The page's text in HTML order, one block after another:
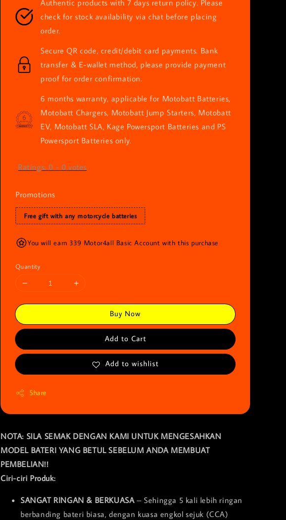
Authentic products with 7 days return policy. Please
check for stock availability via chat before placing
order.
Secure QR code, credit/debit card payments. Bank
transfer & E-wallet method, please provide payment
proof for order confirmation.
6 months warranty, applicable for Motobatt Batteries,
Motobatt Chargers, Motobatt Jump Starters, Motobatt
EV, Motobatt SLA, Kage Powersport Batteries and PS
Powersport Batteries only.
Ratings: 0 - 0 votes
Promotions
Free gift with any motorcycle batteries
You will earn 339 Motor4all Basic Account with this purchase
Quantity
Buy Now
Add to Cart
Add to wishlist
Share
NOTA: SILA SEMAK DENGAN KAMI UNTUK MENGESAHKAN
MODEL BATERI YANG BETUL SEBELUM ANDA MEMBUAT
PEMBELIAN!!
Ciri-ciri Produk:
SANGAT RINGAN & BERKUASA– Sehingga 5 kali lebih ringan
berbanding bateri biasa, dengan kuasa engkol sejuk (CCA)